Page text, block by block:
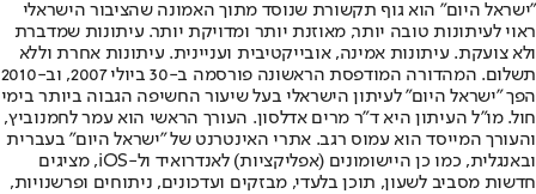
"ישראל היום" הוא גוף תקשורת שנוסד מתוך האמונה שהציבור הישראלי
ראוי לעיתונות טובה יותר, מאוזנת יותר ומדויקת יותר. עיתונות שמדברת
ולא צועקת. עיתונות אמינה, אובייקטיבית ועניינית. עיתונות אחרת וללא
תשלום. המהדורה המודפסת הראשונה פורסמה ב-30 ביולי 2007, וב-2010
הפך "ישראל היום" לעיתון הישראלי בעל שיעור החשיפה הגבוה ביותר בימי
חול. מו"ל העיתון היא ד"ר מרים אדלסון. העורך הראשי הוא עמר לחמנוביץ,
והעורך המייסד הוא עמוס רגב. אתרי האינטרנט של "ישראל היום" בעברית
ובאנגלית, כמו כן היישומונים (אפליקציות) לאנדרואיד ול-iOS, מציגים
חדשות מסביב לשעון, תוכן בלעדי, מבזקים ועדכונים, ניתוחים ופרשנויות,